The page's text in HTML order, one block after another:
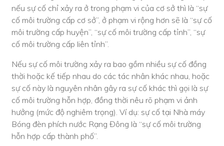
nếu sự cố chỉ xảy ra ở trong phạm vi của cơ sở thì là “sự
cố môi trường cấp cơ sở”, ở phạm vi rộng hơn sẽ là “sự cố
môi trường cấp huyện”, “sự cố môi trường cấp tỉnh”, “sự
cố môi trường cấp liên tỉnh”.
Nếu sự cố môi trường xảy ra bao gồm nhiều sự cố đồng
thời hoặc kế tiếp nhau do các tác nhân khác nhau, hoặc
sự cố này là nguyên nhân gây ra sự cố khác thì gọi là sự
cố môi trường hỗn hợp, đồng thời nêu rõ phạm vi ảnh
hưởng (mức độ nghiêm trọng). Ví dụ: sự cố tại Nhà máy
Bóng đèn phích nước Rạng Đông là “sự cố môi trường
hỗn hợp cấp thành phố”.